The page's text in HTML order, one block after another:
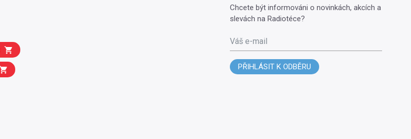
Chcete být informováni o novinkách, akcích a
slevách na Radiotéce?
Váš e-mail
PŘIHLÁSIT K ODBĚRU